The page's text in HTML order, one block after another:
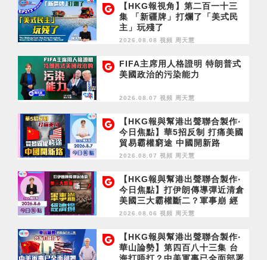
【HKG報視角】第二百一十三
集 「新疆牌」打爛了「美式民
主」玩殘了
2026.08.08 視頻 周天慧
FIFA主席用人格證明 特朗普式
美國政治的污染能力
2026.08.07 視頻 周天慧
【HKG報與幫港出聲聯合製作‧
今日焦點】華5招反制 打痛美國
貿易霸權窮途 中國開新路
2026.08.07 視頻 周天慧
【HKG報與幫港出聲聯合製作‧
今日焦點】打伊朗傳導彈近清倉
美國三大霸權斷二？軍事崩 經
濟損
2026.08.06 視頻 周天慧
【HKG報與幫港出聲聯合製作‧
華山論勢】第四百八十三集 台
海打唔打？中美軍事已全面部署